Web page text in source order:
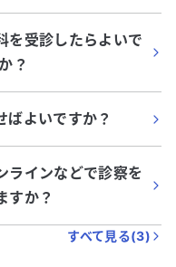
を受診したらよいで
？
ばよいですか？
ラインなどで診察を
すか？
すべて見る(3)